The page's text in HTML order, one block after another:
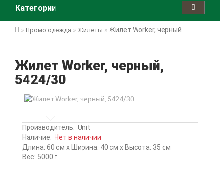
Категории
Промо одежда Жилеты Жилет Worker, черный
Жилет Worker, черный,
5424/30
Производитель: Unit
Наличие: Нет в наличии
Длина: 60 см x Ширина: 40 см x Высота: 35 см
Вес: 5000 г